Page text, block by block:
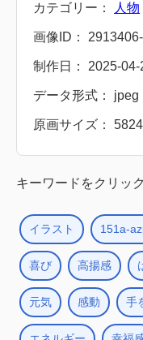
カテゴリー： 人物
画像ID：
制作日： 2025-04-
データ形式： jpeg
原画サイズ：
キーワードをクリッ
イラスト 151a-
喜び 高揚感
元気 感動 手